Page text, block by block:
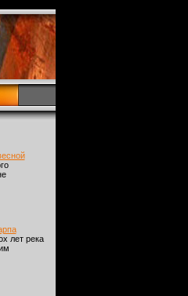
лет река